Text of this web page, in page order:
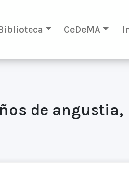
CeDeMA
de angustia,